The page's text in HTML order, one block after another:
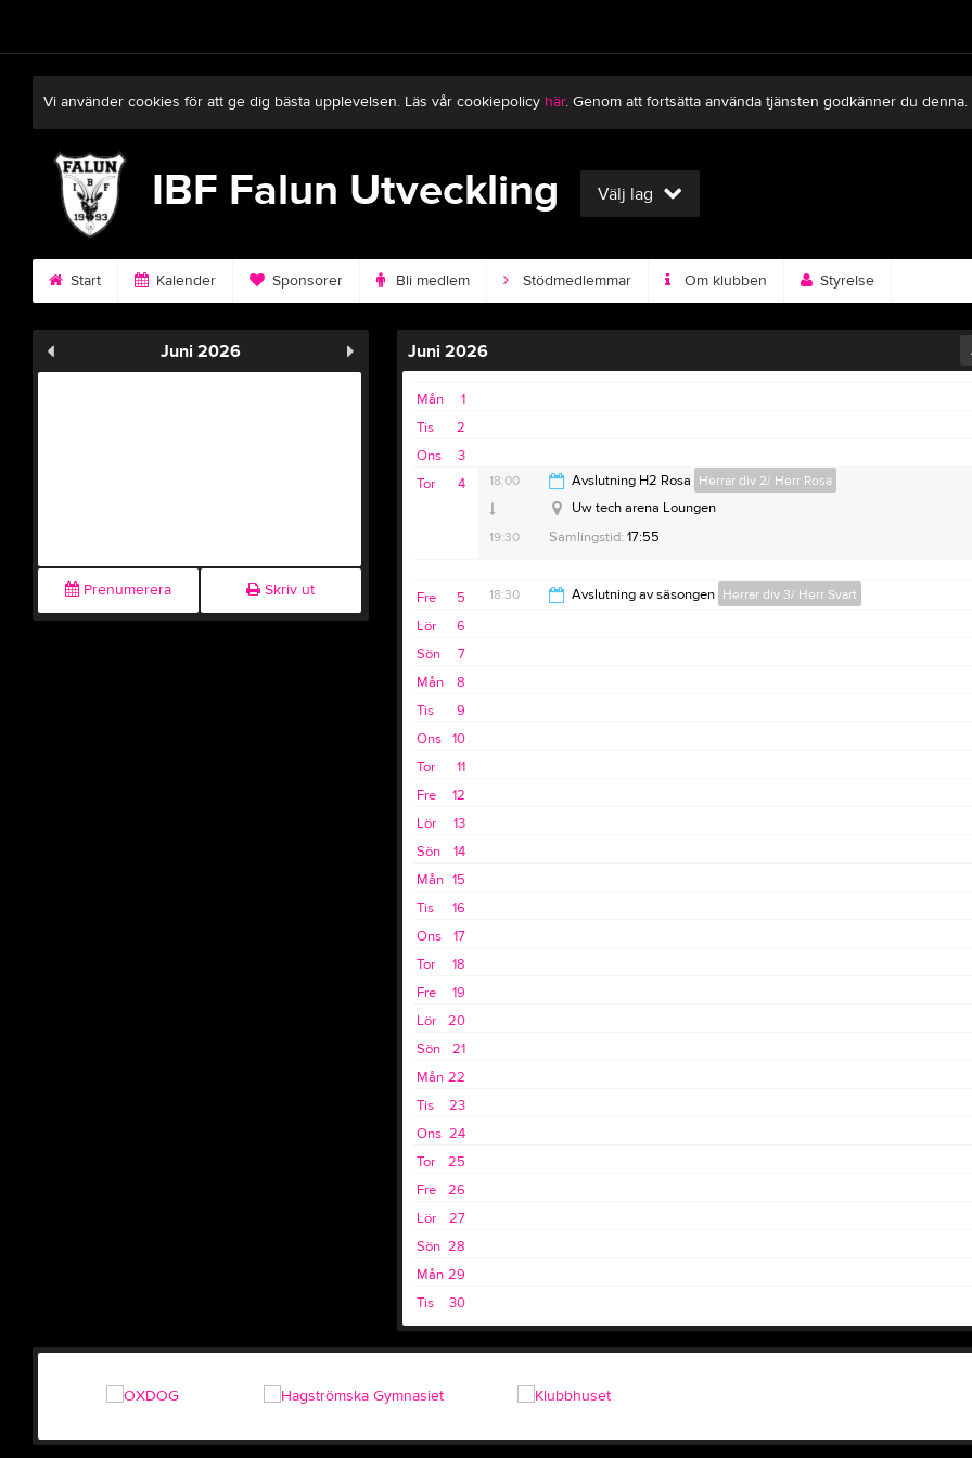
Vi använder cookies för att ge dig bästa upplevelsen. Läs vår cookiepolicy här. Genom att fortsätta använda tjänsten godkänner du denna.
IBF Falun Utveckling Välj lag
Start Kalender Sponsorer Bli medlem Stödmedlemmar Om klubben Styrelse
Juni 2026
Prenumerera Skriv ut
Juni 2026
1
Mån
2
Tis
3
Ons
4
Tor 18:00 Avslutning H2 Rosa Herrar div 2/ Herr Rosa
19:30
Uw tech arena Loungen
Samlingstid: 17:55
5
Fre 18:30 Avslutning av säsongen Herrar div 3/ Herr Svart
6
Lör
7
Sön
8
Mån
9
Tis
10
Ons
11
Tor
12
Fre
13
Lör
14
Sön
15
Mån
16
Tis
17
Ons
18
Tor
19
Fre
20
Lör
21
Sön
22
Mån
23
Tis
24
Ons
25
Tor
26
Fre
27
Lör
28
Sön
29
Mån
30
Tis